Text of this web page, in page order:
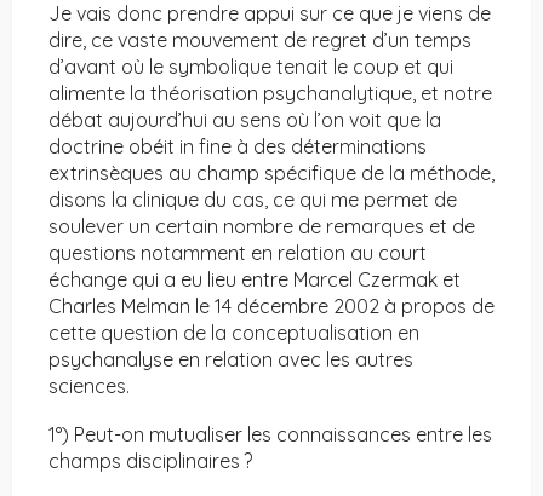
Je vais donc prendre appui sur ce que je viens de
dire, ce vaste mouvement de regret d’un temps
d’avant où le symbolique tenait le coup et qui
alimente la théorisation psychanalytique, et notre
débat aujourd’hui au sens où l’on voit que la
doctrine obéit in fine à des déterminations
extrinsèques au champ spécifique de la méthode,
disons la clinique du cas, ce qui me permet de
soulever un certain nombre de remarques et de
questions notamment en relation au court
échange qui a eu lieu entre Marcel Czermak et
Charles Melman le 14 décembre 2002 à propos de
cette question de la conceptualisation en
psychanalyse en relation avec les autres
sciences.
1°) Peut-on mutualiser les connaissances entre les
champs disciplinaires ?